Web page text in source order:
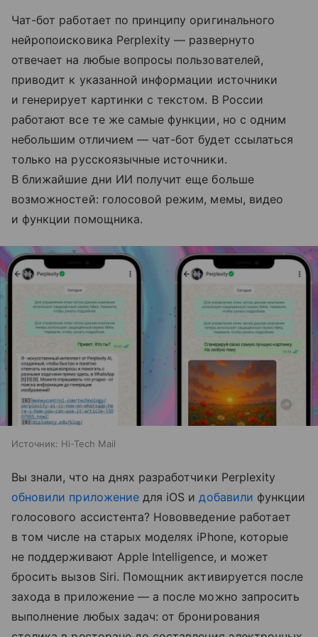
Чат-бот работает по принципу оригинального
нейропоисковика Perplexity — развернуто
отвечает на любые вопросы пользователей,
приводит к указанной информации источники
и генерирует картинки с текстом. В России
работают все те же самые функции, но с одним
небольшим отличием — чат-бот будет ссылаться
только на русскоязычные источники.
В ближайшие дни ИИ получит еще больше
возможностей: голосовой режим, мемы, видео
и функции помощника.
Источник: Hi-Tech Mail
Вы знали, что на днях разработчики Perplexity
обновили приложениедля iOS идобавили функции
голосового ассистента? Нововведение работает
в том числе на старых моделях iPhone, которые
не поддерживают Apple Intelligence, и может
бросить вызов Siri. Помощник активируется после
захода в приложение — а после можно запросить
выполнение любых задач: от бронирования